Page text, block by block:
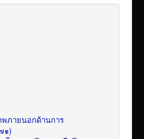
ภายนอกด้านการ
๑)